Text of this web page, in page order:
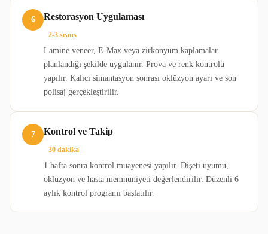
6 Restorasyon Uygulaması
2-3 seans
Lamine veneer, E-Max veya zirkonyum kaplamalar
planlandığı şekilde uygulanır. Prova ve renk kontrolü
yapılır. Kalıcı simantasyon sonrası oklüzyon ayarı ve son
polisaj gerçekleştirilir.
7 Kontrol ve Takip
30 dakika
1 hafta sonra kontrol muayenesi yapılır. Dişeti uyumu,
oklüzyon ve hasta memnuniyeti değerlendirilir. Düzenli 6
aylık kontrol programı başlatılır.